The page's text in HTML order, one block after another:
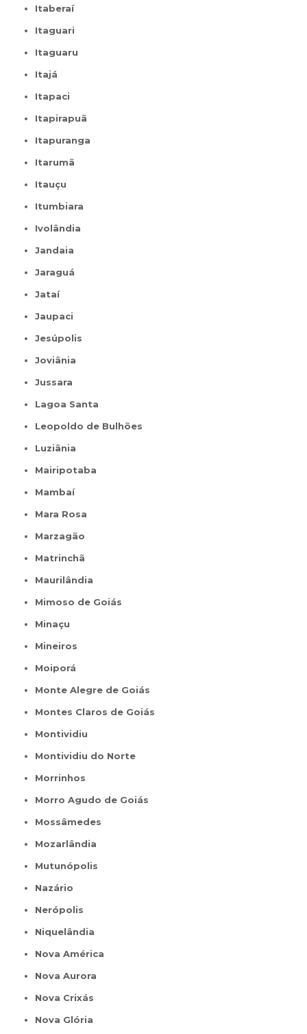
Itaberaí
Itaguari
Itaguaru
Itajá
Itapaci
Itapirapuã
Itapuranga
Itarumã
Itauçu
Itumbiara
Ivolândia
Jandaia
Jaraguá
Jataí
Jaupaci
Jesúpolis
Joviânia
Jussara
Lagoa Santa
Leopoldo de Bulhões
Luziânia
Mairipotaba
Mambaí
Mara Rosa
Marzagão
Matrinchã
Maurilândia
Mimoso de Goiás
Minaçu
Mineiros
Moiporá
Monte Alegre de Goiás
Montes Claros de Goiás
Montividiu
Montividiu do Norte
Morrinhos
Morro Agudo de Goiás
Mossâmedes
Mozarlândia
Mutunópolis
Nazário
Nerópolis
Niquelândia
Nova América
Nova Aurora
Nova Crixás
Nova Glória